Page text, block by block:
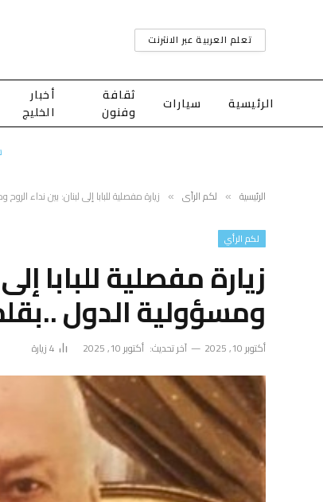
تعلم العربية عبر الانترنت
الرئيسية سيارات
ثقافة
وفنون
أخبار
الخليج
الرئيسية » لكم الرأي » زيارة مفصلية للبابا إلى لبنان: بين نداء
لكم الرأي
زيارة مفصلية للبابا
ومسؤولية الدول
أكتوبر 10, 2025 آخر تحديث: أكتوبر 10, 2025 4زيارة